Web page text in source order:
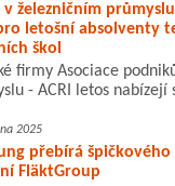
v železničním
letošní absolventy
škol
firmy Asociace
- ACRI letos
2025
přebírá
FläktGroup